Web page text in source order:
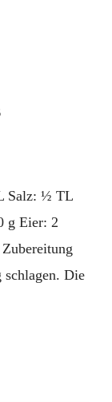
Salz: ½ TL
g Eier: 2
schlagen. Die